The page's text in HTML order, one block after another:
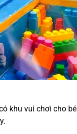
khu vui chơi cho